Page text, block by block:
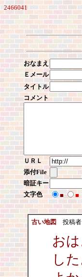
2466041
おなまえ
Ｅメール
タイトル
コメント
ＵＲＬ
添付File
暗証キー
文字色
■ ■
古い地図 投稿者
お
し